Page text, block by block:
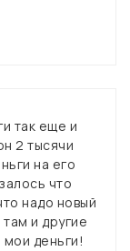
так еще и
2 тысячи
на его
что
надо новый
и другие
мои деньги!